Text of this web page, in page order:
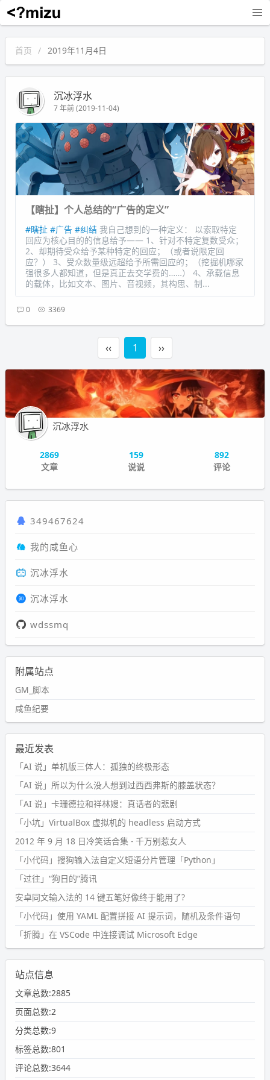
沉冰浮水
首页 2019年11月4日
沉冰浮水
7 年前 (2019-11-04)
【瞎扯】个人总结的“广告的定义”
#瞎扯 #广告 #纠结 我自己想到的一种定义： 以索取特定
回应为核心目的的信息给予—— 1、针对不特定复数受众；
2、却期待受众给予某种特定的回应；（或者说限定回
应？） 3、受众数量级远超给予所需回应的；（挖掘机哪家
强很多人都知道，但是真正去交学费的……） 4、承载信息
的载体，比如文本、图片、音视频，其构思、制...
0 3369
‹‹ 1 ››
沉冰浮水
2869
文章
159
说说
892
评论
349467624
我的咸鱼心
沉冰浮水
沉冰浮水
wdssmq
附属站点
GM_脚本
咸鱼纪要
最近发表
「AI 说」单机版三体人：孤独的终极形态
「AI 说」所以为什么没人想到过西西弗斯的膝盖状态？
「AI 说」卡珊德拉和祥林嫂：真话者的悲剧
「小坑」VirtualBox 虚拟机的 headless 启动方式
2012 年 9 月 18 日冷笑话合集 - 千万别惹女人
「小代码」搜狗输入法自定义短语分片管理「Python」
「过往」“狗日的”腾讯
安卓同文输入法的 14 键五笔好像终于能用了?
「小代码」使用 YAML 配置拼接 AI 提示词，随机及条件语句
「折腾」在 VSCode 中连接调试 Microsoft Edge
站点信息
文章总数:2885
页面总数:2
分类总数:9
标签总数:801
评论总数:3644